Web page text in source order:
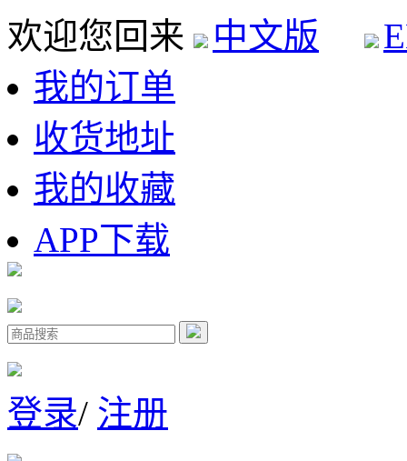
欢迎您回来 中文版
我的订单
收货地址
我的收藏
APP下载
登录/ 注册